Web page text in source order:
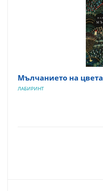
Мълчанието на цвета
ЛАБИРИНТ